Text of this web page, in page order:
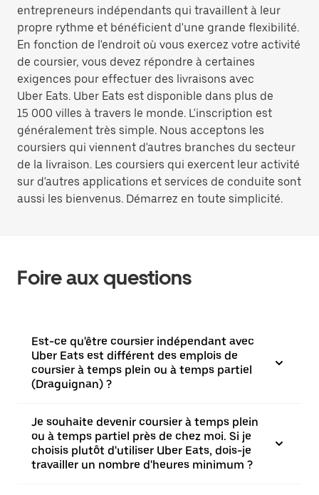
entrepreneurs indépendants qui travaillent à leur
propre rythme et bénéficient d'une grande flexibilité.
En fonction de l'endroit où vous exercez votre activité
de coursier, vous devez répondre à certaines
exigences pour effectuer des livraisons avec
Uber Eats. Uber Eats est disponible dans plus de
15 000 villes à travers le monde. L'inscription est
généralement très simple. Nous acceptons les
coursiers qui viennent d'autres branches du secteur
de la livraison. Les coursiers qui exercent leur activité
sur d'autres applications et services de conduite sont
aussi les bienvenus. Démarrez en toute simplicité.
Foire aux questions
Est-ce qu'être coursier indépendant avec
Uber Eats est différent des emplois de
coursier à temps plein ou à temps partiel
(Draguignan) ?
Je souhaite devenir coursier à temps plein
ou à temps partiel près de chez moi. Si je
choisis plutôt d'utiliser Uber Eats, dois-je
travailler un nombre d'heures minimum ?